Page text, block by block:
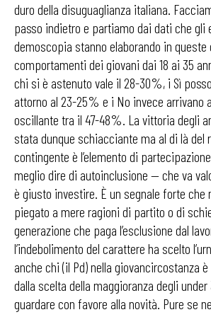
duro della disuguaglianza italiana.
passo indietro e partiamo dai dati che gli
demoscopia stanno elaborando in queste
comportamenti dei giovani dai 18 ai 35
chi si è astenuto vale il 28-30%, i Sì
attorno al 23-25% e i No invece arrivano
oscillante tra il 47-48%. La vittoria degli
stata dunque schiacciante ma al di là del
contingente è l’elemento di
meglio dire di autoinclusione — che va
è giusto investire. È un segnale forte che
piegato a mere ragioni di partito o di
generazione che paga l’esclusione dal
l’indebolimento del carattere ha scelto
anche chi (il Pd) nella giovancircostanza
dalla scelta della maggioranza degli
guardare con favore alla novità. Pure se